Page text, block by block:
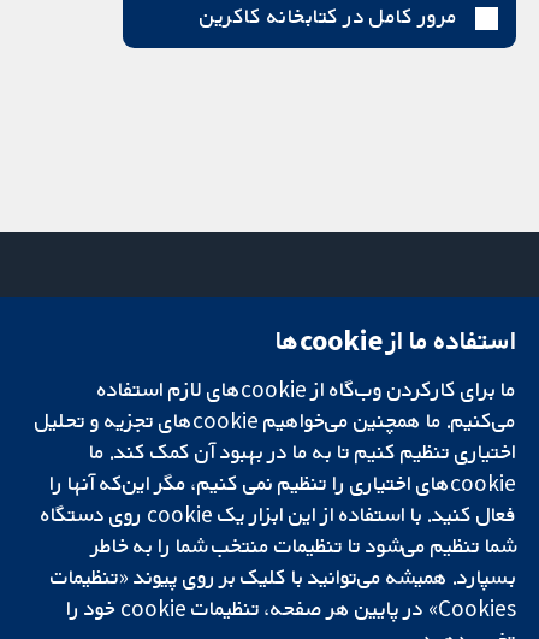
مرور کامل در کتابخانه کاکرین
تحقیقات قابل
اعتماد.
تصمیم‌گیری آگاهانه.
سلامت بهتر.
میدان کاوندیش
لندن
W1G 0AN
بریتانیا
دفتر رسانه‌ای
درباره ما
فرصت‌های
شغلی
Cochrane
Library
شبکه همکاری کاکرین، یک مؤسسه خیریه (شماره 1045921) و یک شرکت با
استفاده ما از cookie‌ها
ما برای کارکردن وب‌گاه از cookie‌های لازم استفاده
می‌کنیم. ما همچنین می‌خواهیم cookie‌های تجزیه و تحلیل
اختیاری تنظیم کنیم تا به ما در بهبود آن کمک کند. ما
cookie‌های اختیاری را تنظیم نمی کنیم، مگر این‌که آنها را
فعال کنید. با استفاده از این ابزار یک cookie‌ روی دستگاه
شما تنظیم می‌شود تا تنظیمات منتخب شما را به خاطر
بسپارد. همیشه می‌توانید با کلیک بر روی پیوند «تنظیمات
Cookies» در پایین هر صفحه، تنظیمات cookie‌ خود را